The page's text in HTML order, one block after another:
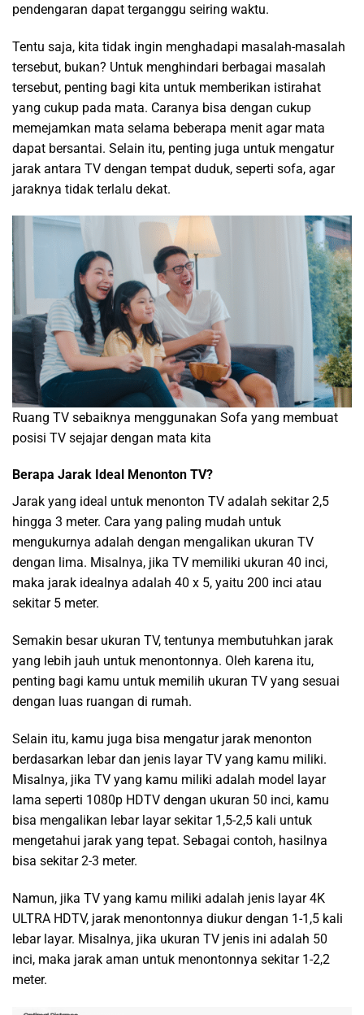
pendengaran dapat terganggu seiring waktu.
Tentu saja, kita tidak ingin menghadapi masalah-masalah
tersebut, bukan? Untuk menghindari berbagai masalah
tersebut, penting bagi kita untuk memberikan istirahat
yang cukup pada mata. Caranya bisa dengan cukup
memejamkan mata selama beberapa menit agar mata
dapat bersantai. Selain itu, penting juga untuk mengatur
jarak antara TV dengan tempat duduk, seperti sofa, agar
jaraknya tidak terlalu dekat.
Ruang TV sebaiknya menggunakan Sofa yang membuat
posisi TV sejajar dengan mata kita
Berapa Jarak Ideal Menonton TV?
Jarak yang ideal untuk menonton TV adalah sekitar 2,5
hingga 3 meter. Cara yang paling mudah untuk
mengukurnya adalah dengan mengalikan ukuran TV
dengan lima. Misalnya, jika TV memiliki ukuran 40 inci,
maka jarak idealnya adalah 40 x 5, yaitu 200 inci atau
sekitar 5 meter.
Semakin besar ukuran TV, tentunya membutuhkan jarak
yang lebih jauh untuk menontonnya. Oleh karena itu,
penting bagi kamu untuk memilih ukuran TV yang sesuai
dengan luas ruangan di rumah.
Selain itu, kamu juga bisa mengatur jarak menonton
berdasarkan lebar dan jenis layar TV yang kamu miliki.
Misalnya, jika TV yang kamu miliki adalah model layar
lama seperti 1080p HDTV dengan ukuran 50 inci, kamu
bisa mengalikan lebar layar sekitar 1,5-2,5 kali untuk
mengetahui jarak yang tepat. Sebagai contoh, hasilnya
bisa sekitar 2-3 meter.
Namun, jika TV yang kamu miliki adalah jenis layar 4K
ULTRA HDTV, jarak menontonnya diukur dengan 1-1,5 kali
lebar layar. Misalnya, jika ukuran TV jenis ini adalah 50
inci, maka jarak aman untuk menontonnya sekitar 1-2,2
meter.